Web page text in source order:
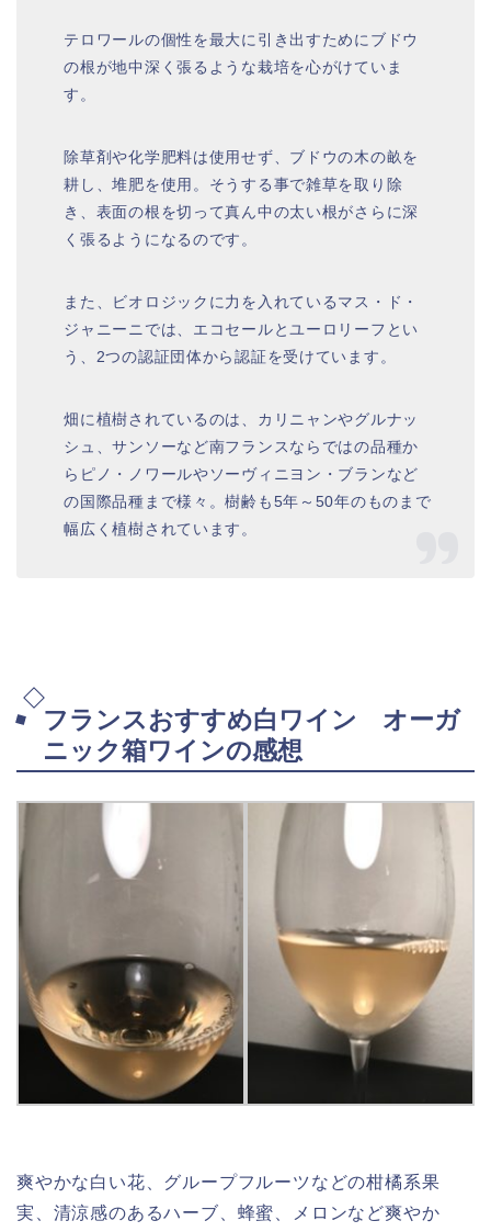
テロワールの個性を最大に引き出すためにブドウ
の根が地中深く張るような栽培を心がけていま
す。
除草剤や化学肥料は使用せず、ブドウの木の畝を
耕し、堆肥を使用。そうする事で雑草を取り除
き、表面の根を切って真ん中の太い根がさらに深
く張るようになるのです。
また、ビオロジックに力を入れているマス・ド・
ジャニーニでは、エコセールとユーロリーフとい
う、2つの認証団体から認証を受けています。
畑に植樹されているのは、カリニャンやグルナッ
シュ、サンソーなど南フランスならではの品種か
らピノ・ノワールやソーヴィニヨン・ブランなど
の国際品種まで様々。樹齢も5年～50年のものまで
幅広く植樹されています。
フランスおすすめ白ワイン オーガ
ニック箱ワインの感想
爽やかな白い花、グループフルーツなどの柑橘系果
実、清涼感のあるハーブ、蜂蜜、メロンなど爽やか